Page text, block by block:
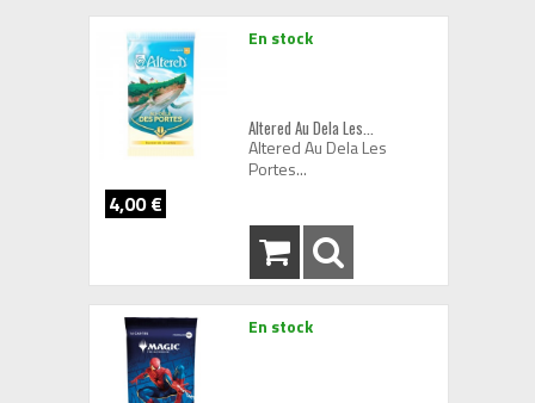
En stock
Altered Au Dela Les...
Altered Au Dela Les
Portes...
4,00 €
En stock